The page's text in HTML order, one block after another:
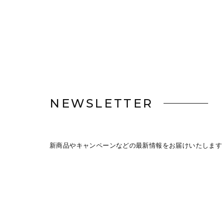
NEWSLETTER
新商品やキャンペーンなどの最新情報をお届けいたします